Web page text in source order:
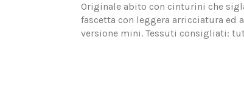
Originale abito con cinturini che
fascetta con leggera arricciatura ed
versione mini. Tessuti consigliati: